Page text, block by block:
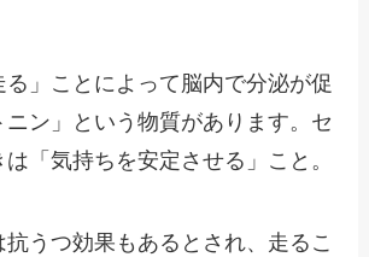
る」ことによって脳内で分泌が促
ニン」という物質があります。セ
「気持ちを安定させる」こと。
うつ効果もあるとされ、走るこ